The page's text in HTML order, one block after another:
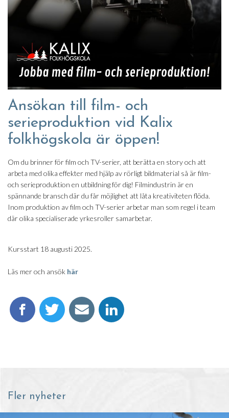
Ansökan till film- och
serieproduktion vid Kalix
folkhögskola är öppen!
Om du brinner för film och TV-serier, att berätta en story och att
arbeta med olika effekter med hjälp av rörligt bildmaterial så är film-
och serieproduktion en utbildning för dig! Filmindustrin är en
spännande bransch där du får möjlighet att låta kreativiteten flöda.
Inom produktion av film och TV-serier arbetar man som regel i team
där olika specialiserade yrkesroller samarbetar.
Kursstart 18 augusti 2025.
Läs mer och ansök här
Fler nyheter